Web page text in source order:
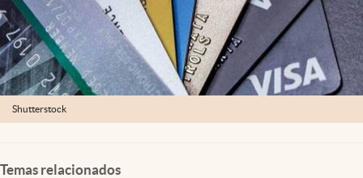
Shutterstock
Temas relacionados